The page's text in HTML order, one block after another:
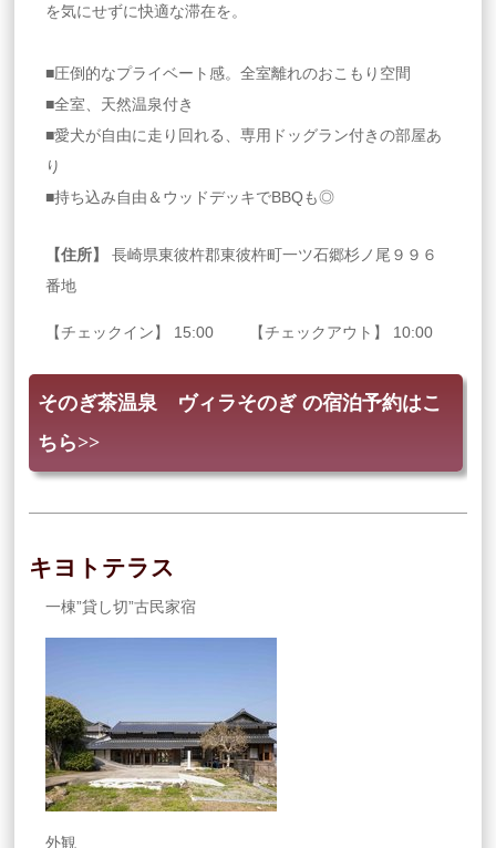
を気にせずに快適な滞在を。
■圧倒的なプライベート感。全室離れのおこもり空間
■全室、天然温泉付き
■愛犬が自由に走り回れる、専用ドッグラン付きの部屋あ
り
■持ち込み自由＆ウッドデッキでBBQも◎
【住所】
長崎県東彼杵郡東彼杵町一ツ石郷杉ノ尾９９６
番地
【チェックイン】 15:00 【チェックアウト】 10:00
そのぎ茶温泉 ヴィラそのぎ の宿泊予約はこ
ちら>>
キヨトテラス
一棟”貸し切”古民家宿
外観